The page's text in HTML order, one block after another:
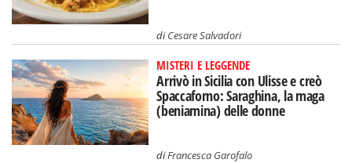
diCesare Salvadori
MISTERI E LEGGENDE
Arrivò in Sicilia con Ulisse e creò
Spaccaforno: Saraghina, la maga
(beniamina) delle donne
diFrancesca Garofalo